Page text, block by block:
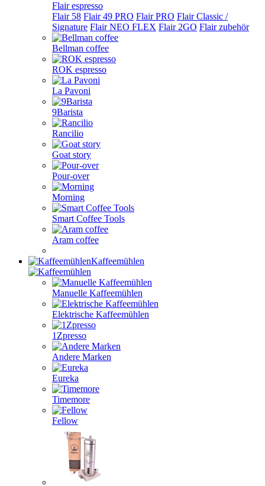
Flair espresso
Flair 58 Flair 49 PRO Flair PRO Flair Classic /
Signature Flair NEO FLEX Flair 2GO Flair zubehör
Bellman coffee
ROK espresso
La Pavoni
9Barista
Rancilio
Goat story
Pour-over
Morning
Smart Coffee Tools
Aram coffee
Kaffeemühlen
Manuelle Kaffeemühlen
Elektrische Kaffeemühlen
1Zpresso
Andere Marken
Eureka
Timemore
Fellow